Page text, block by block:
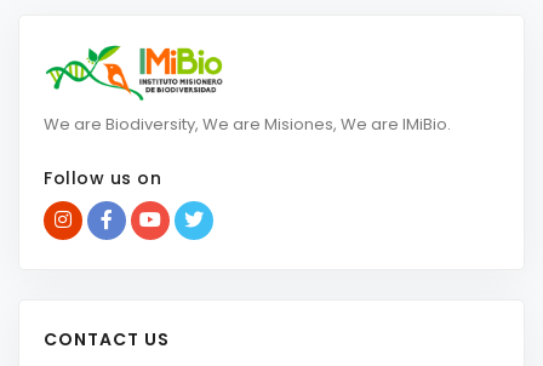
We are Biodiversity, We are Misiones, We are IMiBio.
Follow us on
CONTACT US